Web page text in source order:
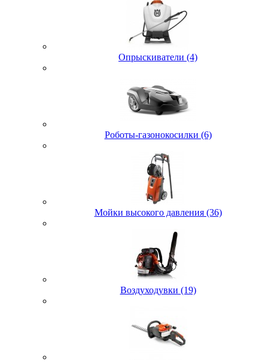
Опрыскиватели (4)
Роботы-газонокосилки (6)
Мойки высокого давления (36)
Воздуходувки (19)